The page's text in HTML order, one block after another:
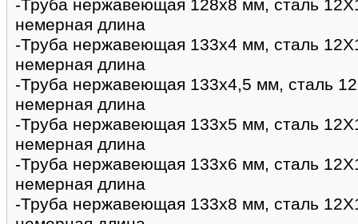
-Труба нержавеющая 128х8 мм, сталь
немерная длина
-Труба нержавеющая 133х4 мм, сталь
немерная длина
-Труба нержавеющая 133х4,5 мм, сталь
немерная длина
-Труба нержавеющая 133х5 мм, сталь
немерная длина
-Труба нержавеющая 133х6 мм, сталь
немерная длина
-Труба нержавеющая 133х8 мм, сталь